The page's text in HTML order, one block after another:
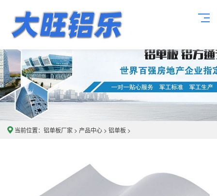
当前位置： 铝单板厂家 > 产品中心 > 铝单板 >